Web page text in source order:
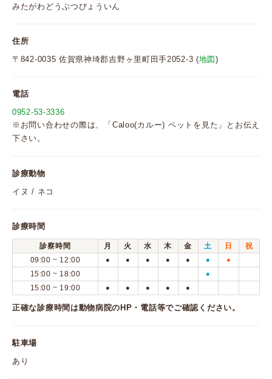
みたがわどうぶつびょういん
住所
〒842-0035 佐賀県神埼郡吉野ヶ里町田手2052-3 (地図)
電話
0952-53-3336
※お問い合わせの際は、「Caloo(カルー) ペットを見た」とお伝え
下さい。
診療動物
イヌ / ネコ
診療時間
診察時間 月 火 水 木 金 土 日
祝
09:00 ~ 12:00
● ● ● ● ● ● ●
15:00 ~ 18:00 ●
15:00 ~ 19:00 ● ● ● ● ●
正確な診療時間は動物病院のHP・電話等でご確認ください。
駐車場
あり